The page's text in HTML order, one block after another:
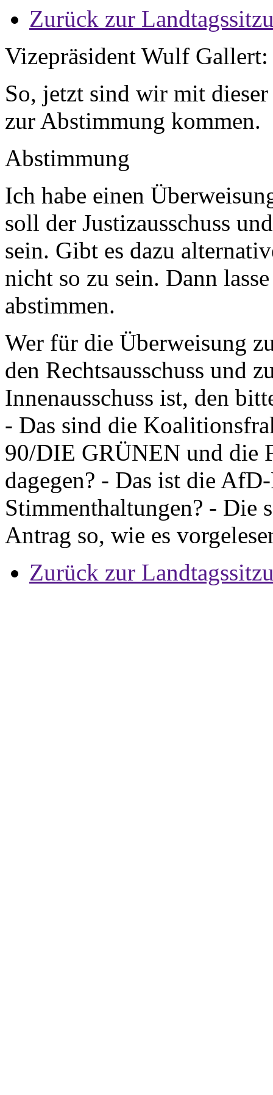
Zurück zur
Vizepräsident Wulf Gallert:
So, jetzt sind wir mit
zur Abstimmung kommen.
Abstimmung
Ich habe einen
soll der Justizausschuss
sein. Gibt es dazu
nicht so zu sein. Dann
abstimmen.
Wer für die Überweisung
den Rechtsausschuss und
Innenausschuss ist, den
- Das sind die
90/DIE GRÜNEN und die
dagegen? - Das ist die
Stimmenthaltungen? - Die
Antrag so, wie es
Zurück zur